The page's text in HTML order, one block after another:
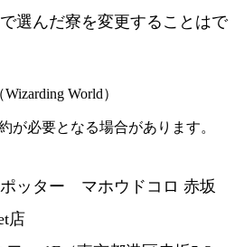
選んだ寮を変更することはで
が必要となる場合があります。
ッター マホウドコロ 赤坂
店